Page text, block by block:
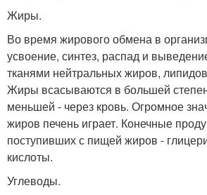
Жиры.
Во время жирового обмена в
усвоение, синтез, распад и
тканями нейтральных жиров,
Жиры всасываются в большей
меньшей - через кровь. Огромное
жиров печень играет. Конечные
поступивших с пищей жиров -
кислоты.
Углеводы.